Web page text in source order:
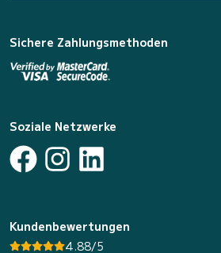
Sichere Zahlungsmethoden
Soziale Netzwerke
Kundenbewertungen
4.88/5